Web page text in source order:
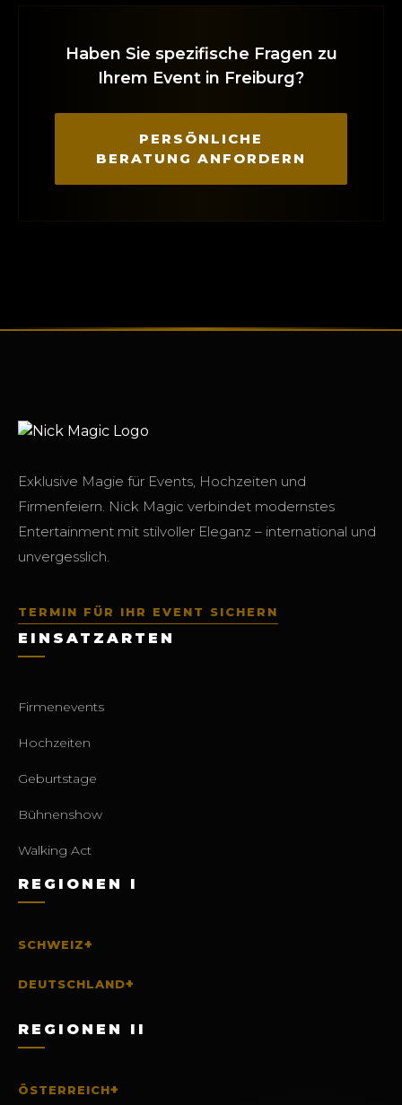
Haben Sie spezifische Fragen zu
Ihrem Event in Freiburg?
PERSÖNLICHE
BERATUNG ANFORDERN
Exklusive Magie für Events, Hochzeiten und
Firmenfeiern. Nick Magic verbindet modernstes
Entertainment mit stilvoller Eleganz – international und
unvergesslich.
TERMIN FÜR IHR EVENT SICHERN
EINSATZARTEN
Firmenevents
Hochzeiten
Geburtstage
Bühnenshow
Walking Act
REGIONEN I
SCHWEIZ+
DEUTSCHLAND+
REGIONEN II
ÖSTERREICH+